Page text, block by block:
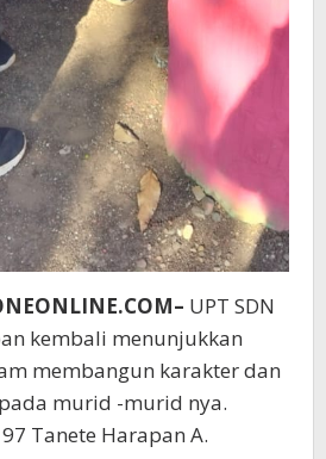
UPT SDN
kembali menunjukkan
membangun karakter dan
murid -murid nya.
Tanete Harapan A.